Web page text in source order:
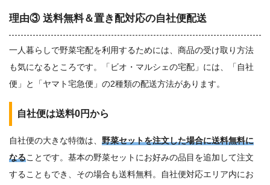
理由③ 送料無料＆置き配対応の自社便配送
一人暮らしで野菜宅配を利用するためには、商品の受け取り方法
も気になるところです。「ビオ・マルシェの宅配」には、「自社
便」と「ヤマト宅急便」の2種類の配送方法があります。
自社便は送料0円から
自社便の大きな特徴は、 野菜セットを注文した場合に送料無料に
なることです。基本の野菜セットにお好みの品目を追加して注文
することもでき、その場合も送料無料。自社便対応エリア内にお